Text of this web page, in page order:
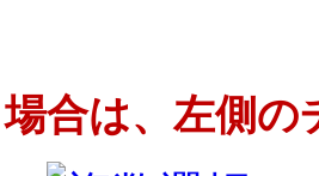
合は、左側